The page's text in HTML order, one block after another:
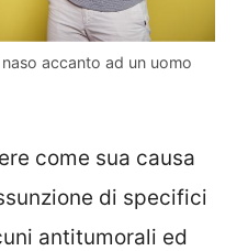
accanto ad un uomo
come sua causa
di specifici
antitumorali ed